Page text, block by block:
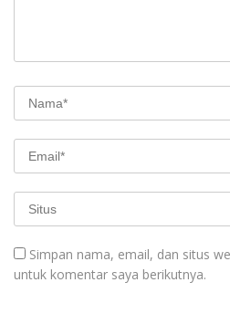
Simpan nama, email, dan situs
untuk komentar saya berikutnya.